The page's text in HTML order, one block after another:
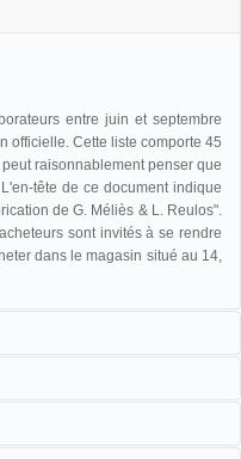
entre juin et septembre
officielle. Cette liste comporte 45
raisonnablement penser que
tête de ce document indique
de G. Méliès & L. Reulos".
sont invités à se rendre
dans le magasin situé au 14,